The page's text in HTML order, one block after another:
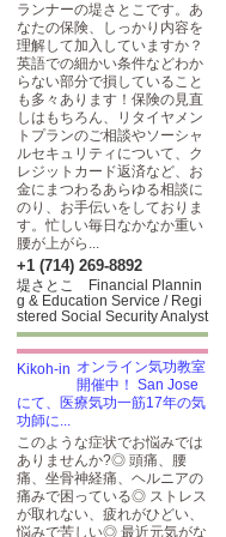
ランナーの堤さとこです。あ
なたの保険、しっかり内容を
理解して加入していますか？
英語での細かい条件などわか
らない部分で損していること
も多々あります！保険の見直
しはもちろん、リタイヤメン
トプランのご相談やソーシャ
ルセキュリティについて、ク
レジットカード返済など、お
金にまつわるあらゆる相談に
のり、お手伝いをしておりま
す。忙しい毎日なかなか重い
腰が上がら...
+1 (714) 269-8892
堤さとこ Financial Plannin
g & Education Service / Regi
stered Social Security Analyst
オンライン気功教室
開催中！ San Jose
にて、医療気功一筋17年の気
功師に...
このような症状でお悩みでは
ありませんか?◎ 頭痛、腰
痛、坐骨神経痛、ヘルニアの
痛みで困っている◎ ストレス
が取れない、疲れがひどい、
悩みで苦しい◎ 最近元気がな